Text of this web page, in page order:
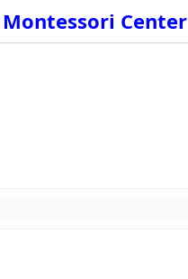
Montessori Center